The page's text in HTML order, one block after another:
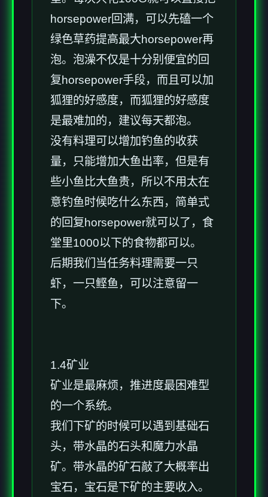
horsepower回满，可以先磕一个
绿色草药提高最大horsepower再
泡。泡澡不仅是十分别便宜的回
复horsepower手段，而且可以加
狐狸的好感度，而狐狸的好感度
是最难加的，建议每天都泡。
没有料理可以增加钓鱼的收获
量，只能增加大鱼出率，但是有
些小鱼比大鱼贵，所以不用太在
意钓鱼时候吃什么东西，简单式
的回复horsepower就可以了，食
堂里1000以下的食物都可以。
后期我们当任务料理需要一只
虾，一只鲣鱼，可以注意留一
下。
1.4矿业
矿业是最麻烦，推进度最困难型
的一个系统。
我们下矿的时候可以遇到基础石
头，带水晶的石头和魔力水晶
矿。带水晶的矿石敲了大概率出
宝石，宝石是下矿的主要收入。